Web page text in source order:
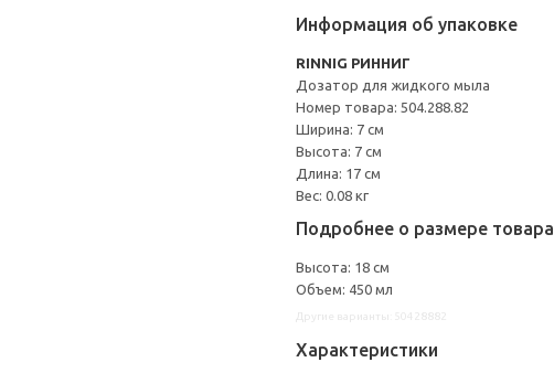
Информация об упаковке
RINNIG РИННИГ
Дозатор для жидкого мыла
Номер товара: 504.288.82
Ширина: 7 см
Высота: 7 см
Длина: 17 см
Вес: 0.08 кг
Подробнее о размере товара
Высота: 18 см
Объем: 450 мл
Характеристики